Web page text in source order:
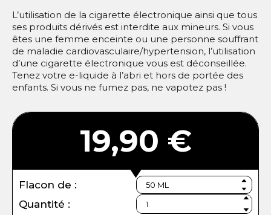
L’utilisation de la cigarette électronique ainsi que tous
ses produits dérivés est interdite aux mineurs. Si vous
êtes une femme enceinte ou une personne souffrant
de maladie cardiovasculaire/hypertension, l’utilisation
d’une cigarette électronique vous est déconseillée.
Tenez votre e-liquide à l’abri et hors de portée des
enfants. Si vous ne fumez pas, ne vapotez pas !
19,90 €
Flacon de :
Quantité :